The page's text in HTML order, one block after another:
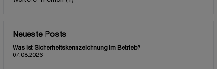
Neueste Posts
Was ist Sicherheitskennzeichnung im Betrieb?
07.08.2026